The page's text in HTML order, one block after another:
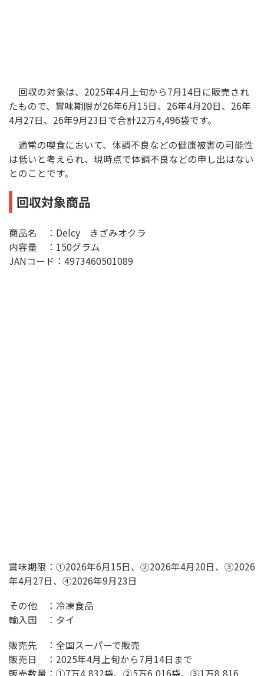
回収の対象は、2025年4月上旬から7月14日に販売され
たもので、賞味期限が26年6月15日、26年4月20日、26年
4月27日、26年9月23日で合計22万4,496袋です。
通常の喫食において、体調不良などの健康被害の可能性
は低いと考えられ、現時点で体調不良などの申し出はない
とのことです。
回収対象商品
商品名 ：Delcy きざみオクラ
内容量 ：150グラム
JANコード：4973460501089
賞味期限：①2026年6月15日、②2026年4月20日、③2026
年4月27日、④2026年9月23日
その他 ：冷凍食品
輸入国 ：タイ
販売先 ：全国スーパーで販売
販売日 ：2025年4月上旬から7月14日まで
販売数量：①7万4,832袋、②5万6,016袋、③1万8,816